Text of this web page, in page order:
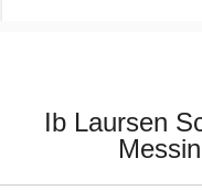
Ib Laursen